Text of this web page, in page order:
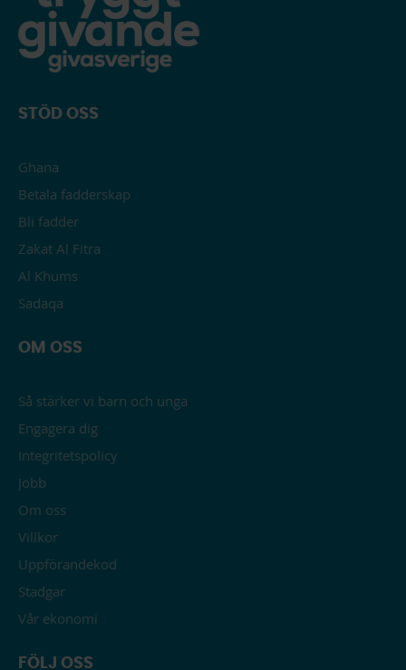
STÖD OSS
Ghana
Betala fadderskap
Bli fadder
Zakat Al Fitra
Al Khums
Sadaqa
OM OSS
Så stärker vi barn och unga
Engagera dig
Integritetspolicy
Jobb
Om oss
Villkor
Uppförandekod
Stadgar
Vår ekonomi
FÖLJ OSS